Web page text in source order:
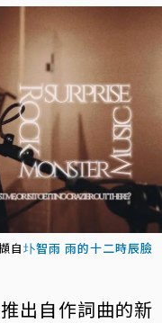
自圤智雨 雨的十二時辰臉
出自作詞曲的新